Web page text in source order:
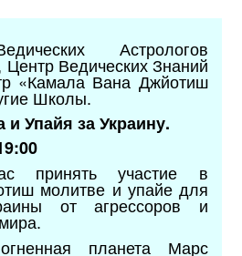
Астрологов
Ведических Знаний
«Камала Вана Джйотиш
Школы.
Упайя за Украину.
принять участие в
молитве и упайе для
от агрессоров и
планета Марс